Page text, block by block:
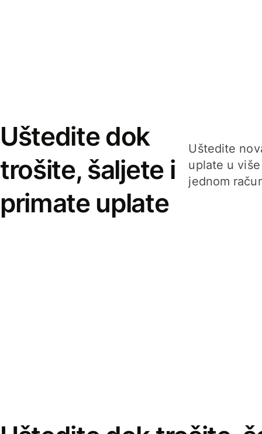
Uštedite dok
trošite, šaljete i
primate uplate
Uštedite
uplate u
jednom